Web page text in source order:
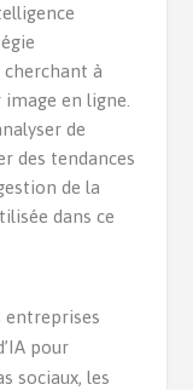
à
en ligne.
de
des tendances
de la
dans ce
entreprises
pour
sociaux, les